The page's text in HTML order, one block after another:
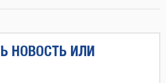
НОВОСТЬ ИЛИ